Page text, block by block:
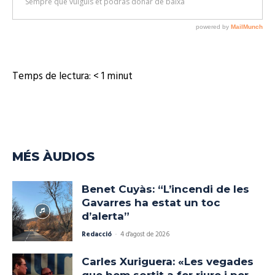
Temps de lectura: < 1minut
MÉS ÀUDIOS
Benet Cuyàs: “L’incendi de les
Gavarres ha estat un toc
d’alerta”
Redacció - 4 d'agost de 2026
Carles Xuriguera: «Les vegades